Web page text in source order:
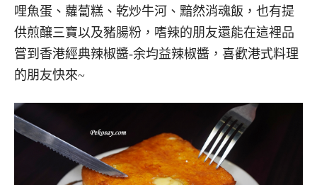
哩魚蛋、蘿蔔糕、乾炒牛河、黯然消魂飯，也有提
供煎釀三寶以及豬腸粉，嗜辣的朋友還能在這裡品
嘗到香港經典辣椒醬-余均益辣椒醬，喜歡港式料理
的朋友快來~